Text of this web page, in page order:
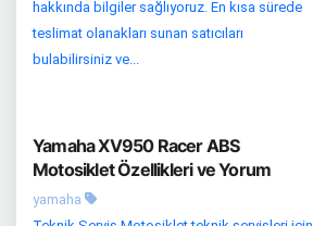
hakkında bilgiler sağlıyoruz. En kısa sürede
teslimat olanakları sunan satıcıları
bulabilirsiniz ve...
Yamaha XV950 Racer ABS
Motosiklet Özellikleri ve Yorum
yamaha